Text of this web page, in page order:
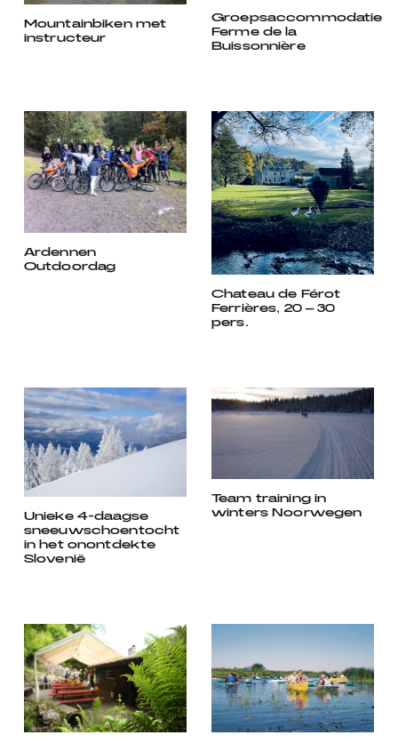
Mountainbiken met
instructeur
Groepsaccommodatie
Ferme de la
Buissonnière
Ardennen
Outdoordag
Chateau de Férot
Ferrières, 20 – 30
pers.
Unieke 4-daagse
sneeuwschoentocht
in het onontdekte
Slovenië
Team training in
winters Noorwegen